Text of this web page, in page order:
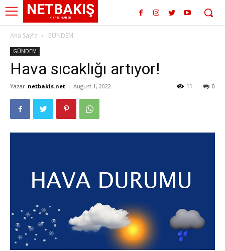
NETBAKIŞ
KIBRIS HABER
Ana Sayfa GÜNDEM
GÜNDEM
Hava sıcaklığı artıyor!
Yazar netbakis.net - August 1, 2022 0
11